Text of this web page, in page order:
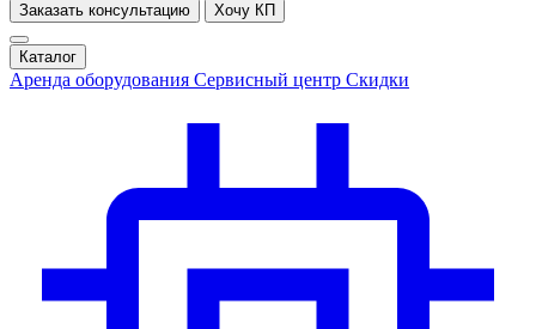
Заказать консультацию Хочу КП
Каталог
Аренда оборудования Сервисный центр Скидки